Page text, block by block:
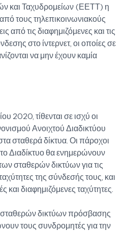
και Ταχυδρομείων (ΕΕΤΤ) η
τους τηλεπικοινωνιακούς
από τις διαφημιζόμενες και τις
στο ίντερνετ, οι οποίες σε
να μην έχουν καμία
2020, τίθενται σε ισχύ οι
Ανοιχτού Διαδικτύου
σταθερά δίκτυα. Οι πάροχοι
Διαδίκτυο θα ενημερώνουν
σταθερών δικτύων για τις
της σύνδεσής τους, και
και διαφημιζόμενες ταχύτητες.
σταθερών δικτύων πρόσβασης
τους συνδρομητές για την